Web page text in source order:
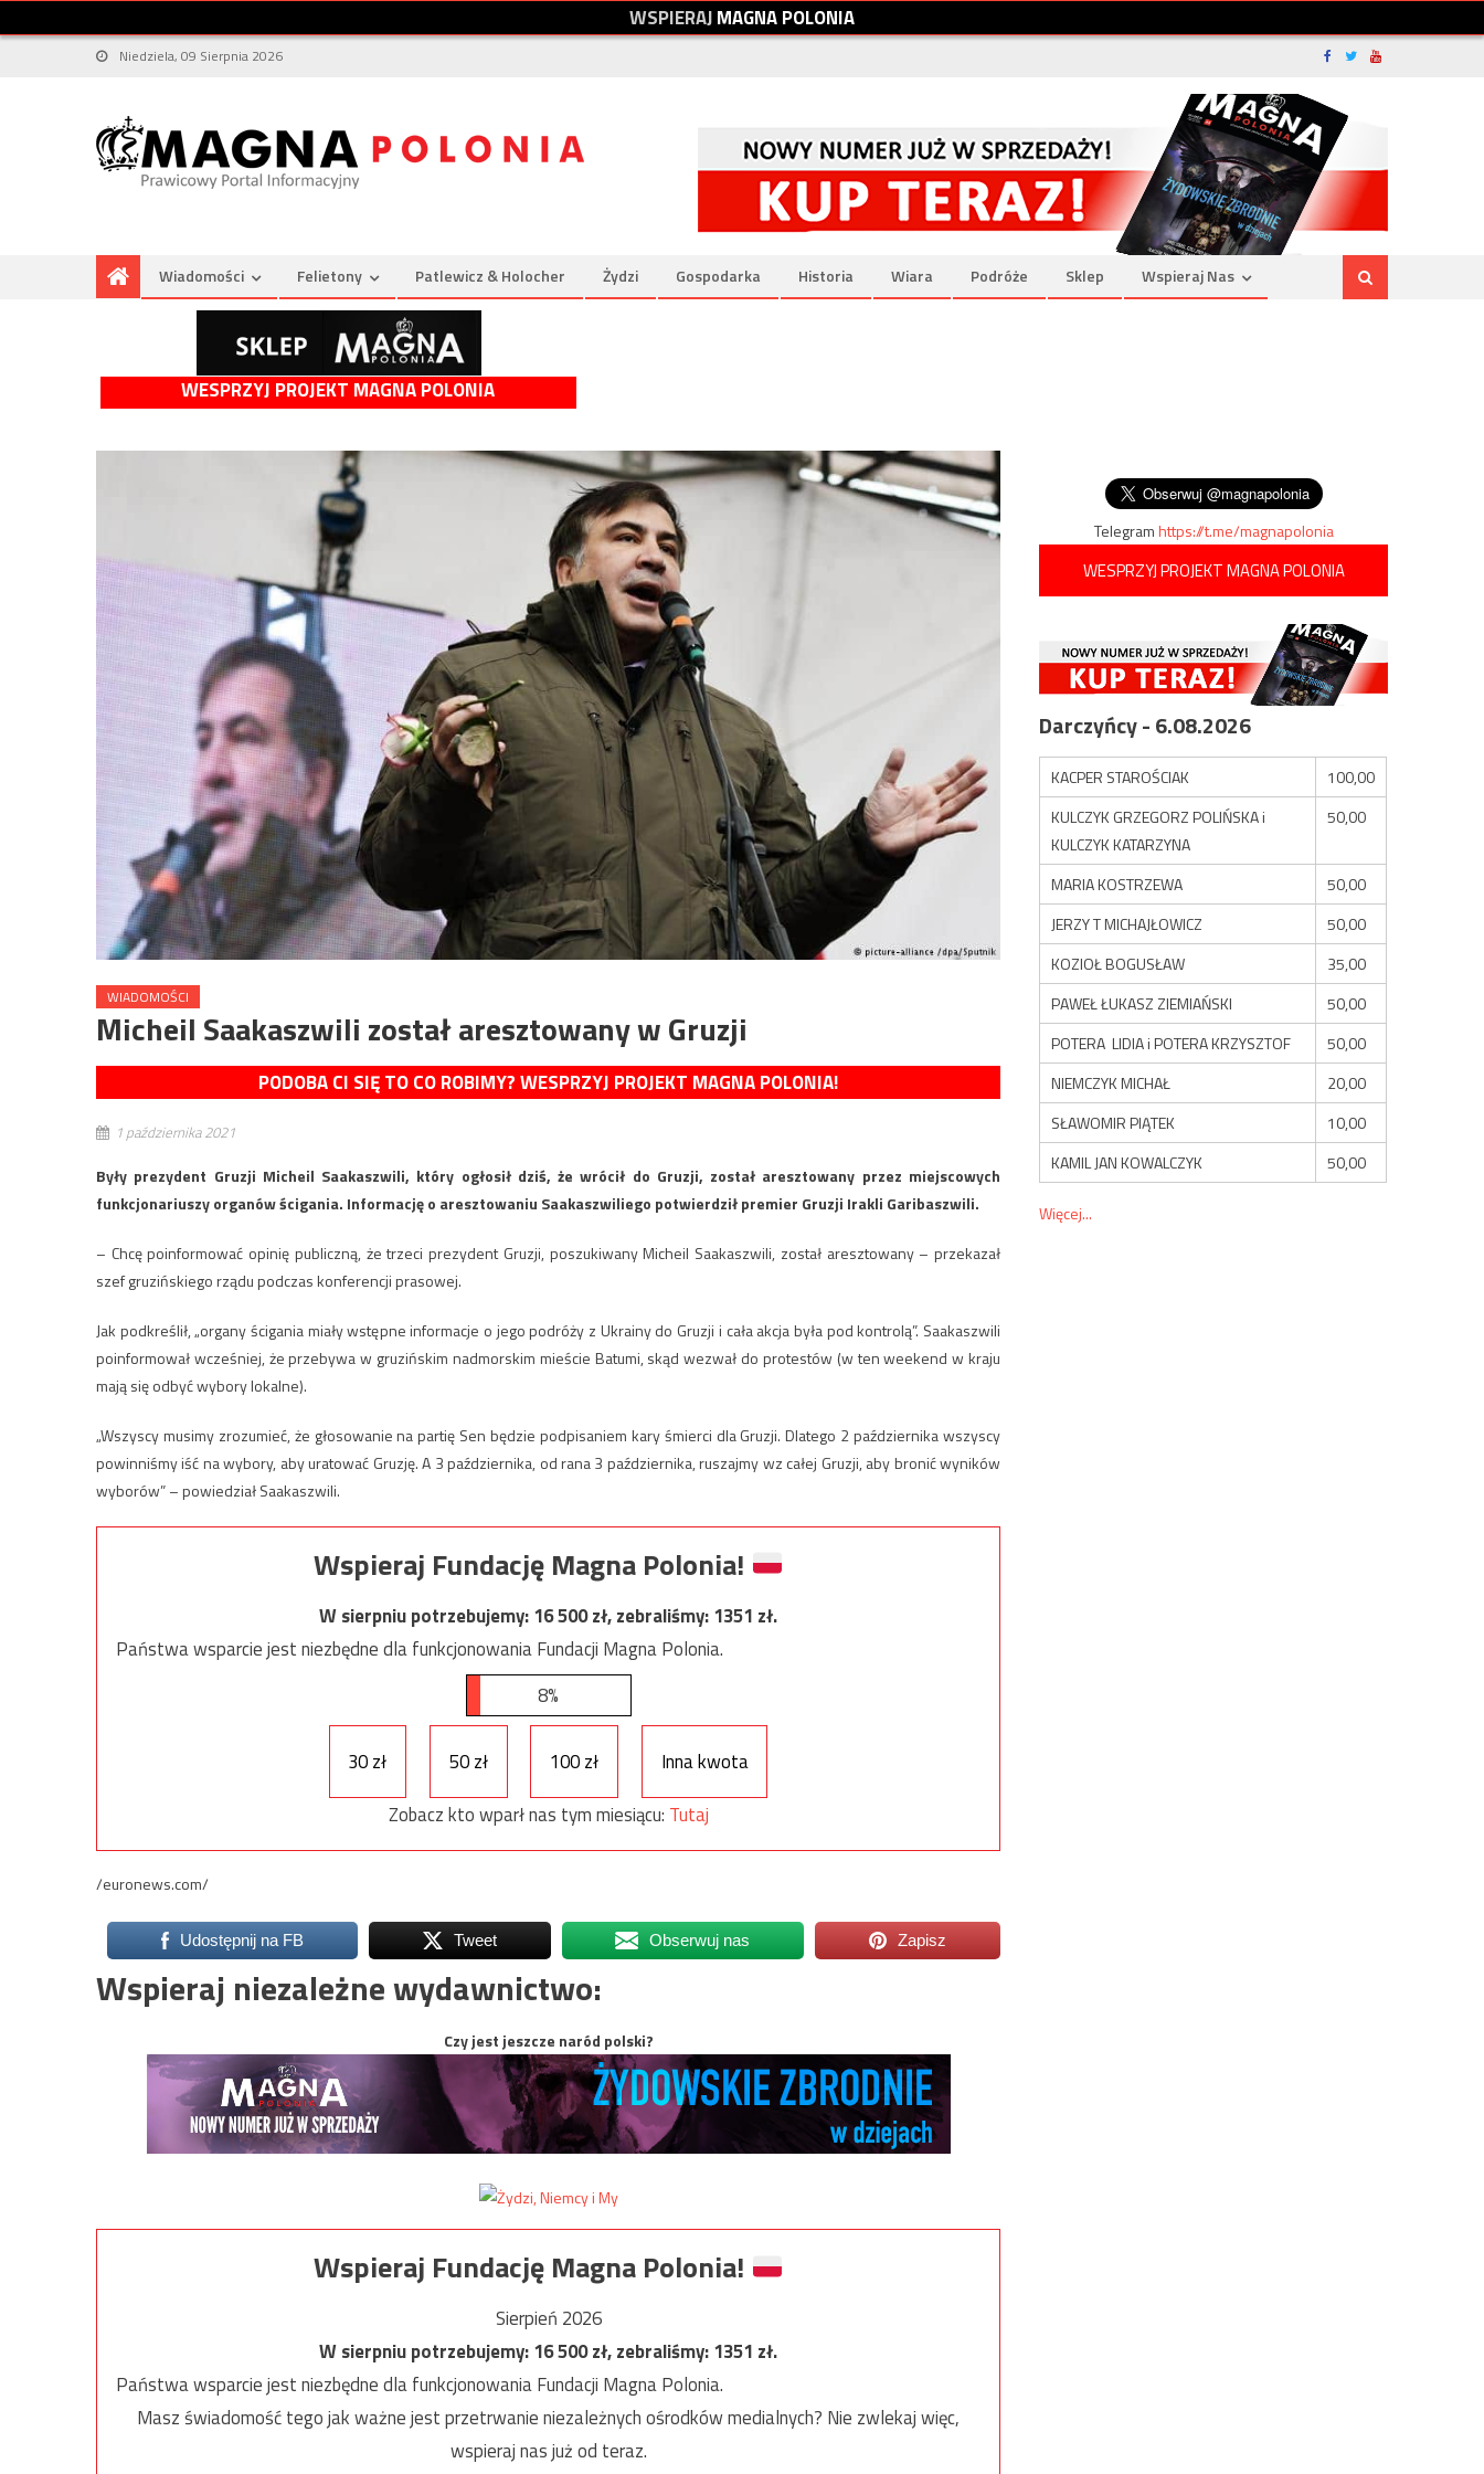
WSPIERAJMAGNAPOLONIA
Niedziela, 09 Sierpnia 2026
Wiadomości Felietony Patlewicz & Holocher Żydzi Gospodarka Historia Wiara Podróże Sklep Wspieraj Nas
WESPRZYJ PROJEKT MAGNA POLONIA
WIADOMOŚCI
Micheil Saakaszwili został aresztowany w Gruzji
PODOBA CI SIĘ TO CO ROBIMY? WESPRZYJ PROJEKT MAGNA POLONIA!
1 października 2021
Były prezydent Gruzji Micheil Saakaszwili, który ogłosił dziś, że wrócił do Gruzji, został aresztowany przez miejscowych
funkcjonariuszy organów ścigania. Informację o aresztowaniu Saakaszwiliego potwierdził premier Gruzji Irakli Garibaszwili.
– Chcę poinformować opinię publiczną, że trzeci prezydent Gruzji, poszukiwany Micheil Saakaszwili, został aresztowany – przekazał
szef gruzińskiego rządu podczas konferencji prasowej.
Jak podkreślił, „organy ścigania miały wstępne informacje o jego podróży z Ukrainy do Gruzji i cała akcja była pod kontrolą”. Saakaszwili
poinformował wcześniej, że przebywa w gruzińskim nadmorskim mieście Batumi, skąd wezwał do protestów (w ten weekend w kraju
mają się odbyć wybory lokalne).
„Wszyscy musimy zrozumieć, że głosowanie na partię Sen będzie podpisaniem kary śmierci dla Gruzji. ​​Dlatego 2 października wszyscy
powinniśmy iść na wybory, aby uratować Gruzję. A 3 października, od rana 3 października, ruszajmy wz całej Gruzji, aby bronić wyników
wyborów” – powiedział Saakaszwili.
Wspieraj Fundację Magna Polonia!
W sierpniu potrzebujemy:16 500zł, zebraliśmy:1351 zł.
Państwa wsparcie jest niezbędne dla funkcjonowania Fundacji Magna Polonia.
8%
30 zł 50 zł 100 zł
Inna kwota
Zobacz kto wparł nas tym miesiącu: Tutaj
/euronews.com/
Udostępnij na FB Tweet Obserwuj nas Zapisz
Wspieraj niezależne wydawnictwo:
Czy jest jeszcze naród polski?
Wspieraj Fundację Magna Polonia!
Sierpień 2026
W sierpniu potrzebujemy:16 500zł, zebraliśmy:1351 zł.
Państwa wsparcie jest niezbędne dla funkcjonowania Fundacji Magna Polonia.
Masz świadomość tego jak ważne jest przetrwanie niezależnych ośrodków medialnych? Nie zwlekaj więc,
wspieraj nas już od teraz.
Telegramhttps://t.me/magnapolonia
WESPRZYJ PROJEKT MAGNA POLONIA
Darczyńcy - 6.08.2026
KACPER STAROŚCIAK
100,00
KULCZYK GRZEGORZ POLIŃSKA i
KULCZYK KATARZYNA
50,00
MARIA KOSTRZEWA
50,00
JERZY T MICHAJŁOWICZ
50,00
KOZIOŁ BOGUSŁAW
35,00
PAWEŁ ŁUKASZ ZIEMIAŃSKI
50,00
POTERA LIDIA i POTERA KRZYSZTOF
50,00
NIEMCZYK MICHAŁ
20,00
SŁAWOMIR PIĄTEK
10,00
KAMIL JAN KOWALCZYK
50,00
Więcej...